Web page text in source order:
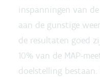
inspanningen van
aan de gunstige
de resultaten goed
10% van de MAP-
doelstelling